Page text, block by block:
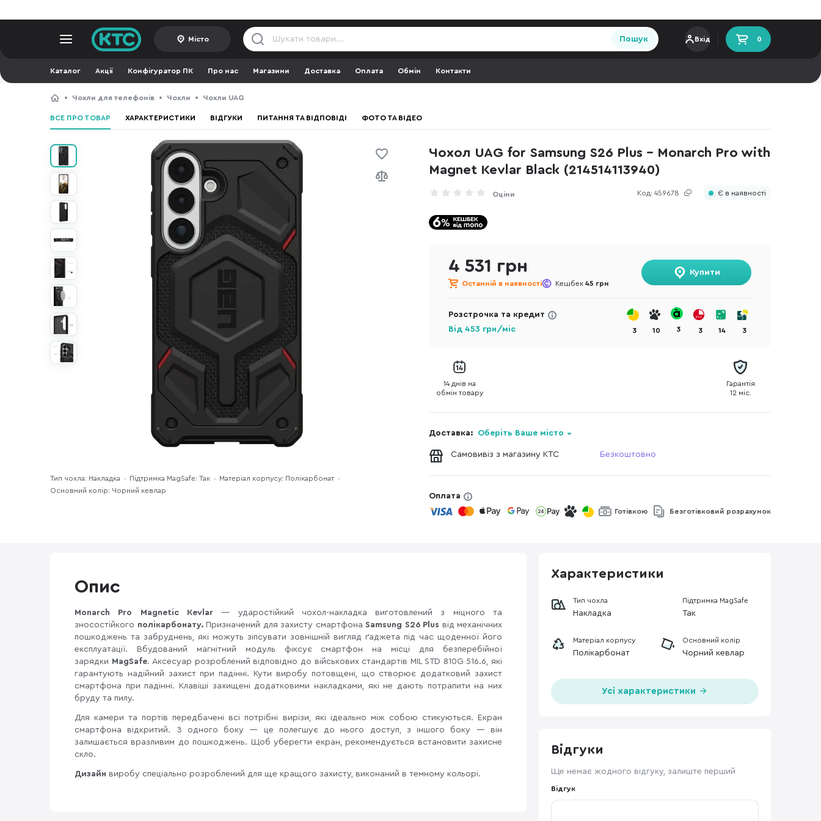
Місто Пошук Вхід 0
Каталог Акції Конфігуратор ПК Про нас Магазини Доставка Оплата Обмін Контакти
Чохли для телефонів Чохли Чохли UAG
ВСЕ ПРО ТОВАР ХАРАКТЕРИСТИКИ ВІДГУКИ ПИТАННЯ ТА ВІДПОВІДІ ФОТО ТА ВІДЕО
Чохол UAG for Samsung S26 Plus - Monarch Pro with
Magnet Kevlar Black (214514113940)
Код: 459678
Оціни Є в наявності
Тип чохла: Накладка Підтримка MagSafe: Так
Матеріал корпусу: Полікарбонат
Основний колір: Чорний кевлар
4 531 грн
Останній в наявності Кешбек 45 грн
Купити
Розстрочка та кредит
Від 453 грн/міс 3 10 3 3 14 3
14 днів на
обмін товару
Гарантія
12 міс.
Доставка: Оберіть Ваше місто
Самовивіз з магазину КТС Безкоштовно
Оплата
Готівкою Безготівковий розрахунок
Опис
Monarch Pro Magnetic Kevlar— ударостійкий чохол-накладка виготовлений з міцного та
зносостійкого полікарбонату. Призначений для захисту смартфона Samsung S26 Plus від механічних
пошкоджень та забруднень, які можуть зіпсувати зовнішній вигляд ґаджета під час щоденної його
експлуатації. Вбудований магнітний модуль фіксує смартфон на місці для безперебійної
зарядки MagSafe. Аксесуар розроблений відповідно до військових стандартів MIL STD 810G 516.6, які
гарантують надійний захист при падінні. Кути виробу потовщені, що створює додатковий захист
смартфона при падінні. Клавіші захищені додатковими накладками, які не дають потрапити на них
бруду та пилу.
Для камери та портів передбачені всі потрібні вирізи, які ідеально між собою стикуються. Екран
смартфона відкритий. З одного боку — це полегшує до нього доступ, з іншого боку — він
залишається вразливим до пошкоджень. Щоб уберегти екран, рекомендується встановити захисне
скло.
Дизайн виробу спеціально розроблений для ще кращого захисту, виконаний в темному кольорі.
Характеристики
Тип чохла
Накладка
Підтримка MagSafe
Так
Матеріал корпусу
Полікарбонат
Основний колір
Чорний кевлар
Усі характеристики
Відгуки
Ще немає жодного відгуку, залиште перший
Відгук